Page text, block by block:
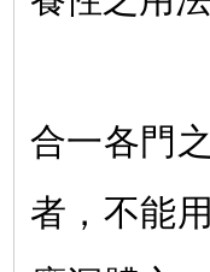
合一各門
者，不能